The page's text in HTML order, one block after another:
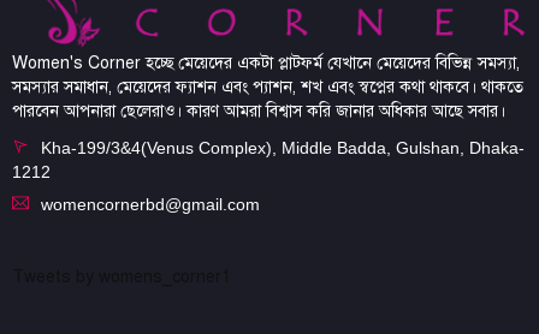
Women's Corner হচ্ছে মেয়েদের একটা প্লাটফর্ম যেখানে মেয়েদের বিভিন্ন সমস্যা,
সমস্যার সমাধান, মেয়েদের ফ্যাশন এবং প্যাশন, শখ এবং স্বপ্নের কথা থাকবে। থাকতে
পারবেন আপনারা ছেলেরাও। কারণ আমরা বিশ্বাস করি জানার অধিকার আছে সবার।
Kha-199/3&4(Venus Complex), Middle Badda, Gulshan, Dhaka-
1212
womencornerbd@gmail.com